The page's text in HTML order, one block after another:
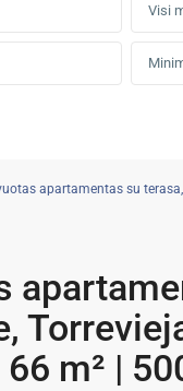
Visi
apartamentas su
m² |